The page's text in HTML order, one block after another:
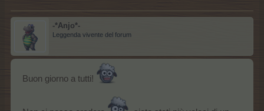
-*Anjo*-
Leggenda vivente del forum
Buon giorno a tutti!